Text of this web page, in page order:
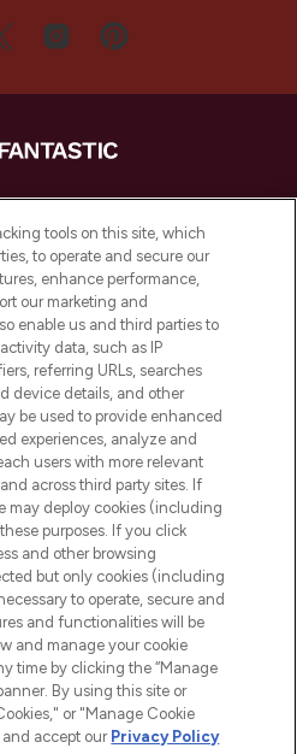
ist Europas ultimativer
mit den besten
und Haarpflege
Up von über 200
Shoppe online
mit kostenloser
Einkaufswert von 30€.
Einwilligung
Share My Personal
tools on this site, which
to operate and secure our
enhance performance,
our marketing and
enable us and third parties to
data, such as IP
referring URLs, searches
device details, and other
be used to provide enhanced
experiences, analyze and
users with more relevant
across third party sites. If
may deploy cookies (including
purposes. If you click
and other browsing
but only cookies (including
to operate, secure and
and functionalities will be
and manage your cookie
time by clicking the “Manage
By using this site or
or "Manage Cookie
accept our Privacy Policy